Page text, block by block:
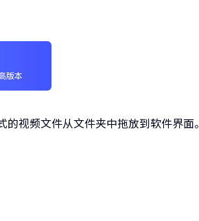
版本
视频文件从文件夹中拖放到软件界面。